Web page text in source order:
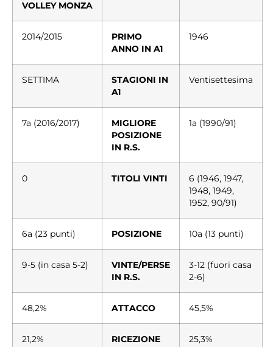
VOLLEY MONZA
2014/2015
PRIMO
ANNO IN A1
1946
SETTIMA
STAGIONI IN
A1
Ventisettesima
7a (2016/2017)
MIGLIORE
POSIZIONE
IN R.S.
1a (1990/91)
0 TITOLI VINTI
6 (1946, 1947,
1948, 1949,
1952, 90/91)
6a (23 punti) POSIZIONE 10a (13 punti)
9-5 (in casa 5-2)
VINTE/PERSE
IN R.S.
3-12 (fuori casa
2-6)
48,2% ATTACCO 45,5%
21,2% RICEZIONE 25,3%